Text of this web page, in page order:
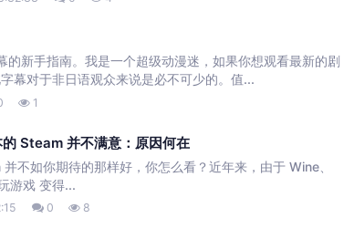
新手指南。我是一个超级动漫迷，如果你想观看最新的剧
幕对于非日语观众来说是必不可少的。值...
1
Steam 并不满意：原因何在
不如你期待的那样好，你怎么看？近年来，由于 Wine、
游戏 变得...
0 8